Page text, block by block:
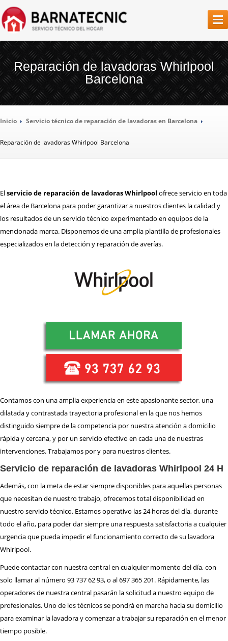
SERVICIO TÉCNICO BARCELONA
LAEMPRESA
REPARACIÓNAIRES ACONDICIONADOS
REPARACIÓNCONGELADORES
REPARACIÓNFRIGORÍFICOS
REPARACIÓNHORNOS
SECADORAS
DE ACTUACIÓN
CONTACTO BARNATECNIC
Reparación de lavadoras Whirlpool
Barcelona
Inicio Serviciotécnico de reparación de lavadoras en Barcelona
Reparaciónde lavadoras Whirlpool Barcelona
Elservicio de reparación de lavadoras Whirlpool ofrece servicio en toda
el área de Barcelona para poder garantizar a nuestros clientes la calidad y
los resultados de un servicio técnico experimentado en equipos de la
mencionada marca. Disponemos de una amplia plantilla de profesionales
especializados en la detección y reparación de averías.
Contamos con una amplia experiencia en este apasionante sector, una
dilatada y contrastada trayectoria profesional en la que nos hemos
distinguido siempre de la competencia por nuestra atención a domicilio
rápida y cercana, y por un servicio efectivo en cada una de nuestras
intervenciones. Trabajamos por y para nuestros clientes.
Servicio de reparación de lavadoras Whirlpool 24 H
Además, con la meta de estar siempre disponibles para aquellas personas
que necesitan de nuestro trabajo, ofrecemos total disponibilidad en
nuestro servicio técnico. Estamos operativo las 24 horas del día, durante
todo el año, para poder dar siempre una respuesta satisfactoria a cualquier
urgencia que pueda impedir el funcionamiento correcto de su lavadora
Whirlpool.
Puede contactar con nuestra central en cualquier momento del día, con
solo llamar al número 93 737 62 93, o al 697 365 201. Rápidamente, las
operadores de nuestra central pasarán la solicitud a nuestro equipo de
profesionales. Uno de los técnicos se pondrá en marcha hacia su domicilio
para examinar la lavadora y comenzar a trabajar su reparación en el menor
tiempo posible.